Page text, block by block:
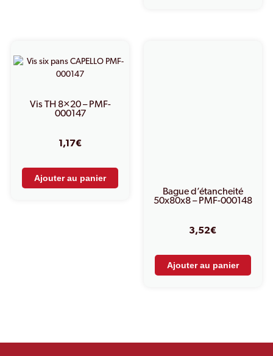
Vis TH 8×20 – PMF-
000147
1,17€
Ajouter au panier
Bague d’étancheité
50x80x8 – PMF-000148
3,52€
Ajouter au panier